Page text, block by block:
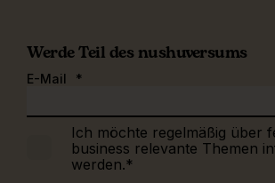
Werde Teil des nushuversums
E-Mail *
Ich möchte regelmäßig über
business relevante Themen
werden.*